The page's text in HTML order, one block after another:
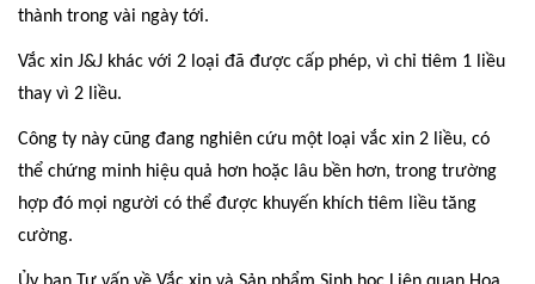
thành trong vài ngày tới.
Vắc xin J&J khác với 2 loại đã được cấp phép, vì chỉ tiêm 1 liều
thay vì 2 liều.
Công ty này cũng đang nghiên cứu một loại vắc xin 2 liều, có
thể chứng minh hiệu quả hơn hoặc lâu bền hơn, trong trường
hợp đó mọi người có thể được khuyến khích tiêm liều tăng
cường.